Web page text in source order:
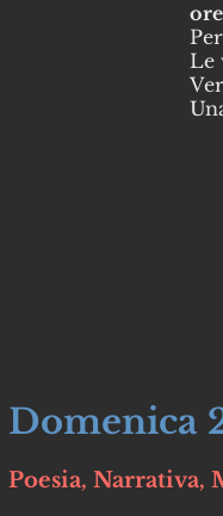
ore
Le
Domenica
Poesia, Narrativa,